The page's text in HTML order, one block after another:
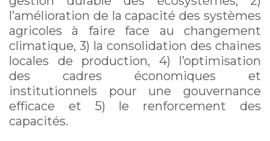
l’amélioration de la capacité des systèmes
agricoles à faire face au changement
climatique, 3) la consolidation des chaines
locales de production, 4) l’optimisation
des cadres économiques et
institutionnels pour une gouvernance
efficace et 5) le renforcement des
capacités.